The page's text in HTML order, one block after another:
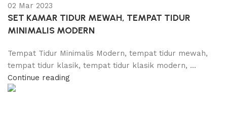
02 Mar 2023
SET KAMAR TIDUR MEWAH, TEMPAT TIDUR
MINIMALIS MODERN
Tempat Tidur Minimalis Modern, tempat tidur mewah,
tempat tidur klasik, tempat tidur klasik modern, ...
Continue reading